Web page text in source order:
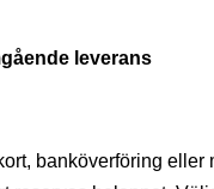
leverans
banköverföring eller